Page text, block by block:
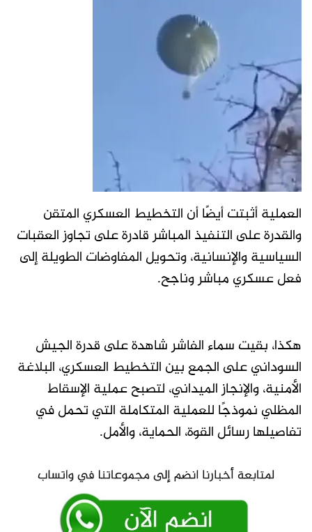
العملية أثبتت أيضًا أن التخطيط العسكري المتقن
والقدرة على التنفيذ المباشر قادرة على تجاوز العقبات
السياسية والإنسانية، وتحويل المفاوضات الطويلة إلى
فعل عسكري مباشر وناجح.
هكذا، بقيت سماء الفاشر شاهدة على قدرة الجيش
السوداني على الجمع بين التخطيط العسكري، البلاغة
الأمنية، والإنجاز الميداني، لتصبح عملية الإسقاط
المظلي نموذجًا للعملية المتكاملة التي تحمل في
تفاصيلها رسائل القوة، الحماية، والأمل.